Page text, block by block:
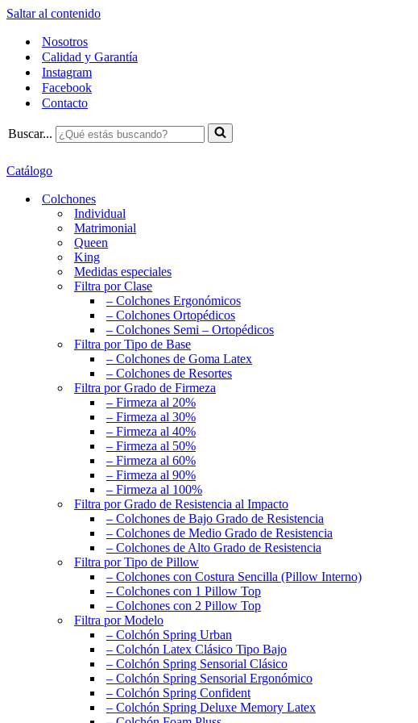
Saltar al contenido
Nosotros
Calidad y Garantía
Instagram
Facebook
Contacto
Buscar...
Catálogo
Colchones
Individual
Matrimonial
Queen
King
Medidas especiales
Filtra por Clase
– Colchones Ergonómicos
– Colchones Ortopédicos
– Colchones Semi – Ortopédicos
Filtra por Tipo de Base
– Colchones de Goma Latex
– Colchones de Resortes
Filtra por Grado de Firmeza
– Firmeza al 20%
– Firmeza al 30%
– Firmeza al 40%
– Firmeza al 50%
– Firmeza al 60%
– Firmeza al 90%
– Firmeza al 100%
Filtra por Grado de Resistencia al Impacto
– Colchones de Bajo Grado de Resistencia
– Colchones de Medio Grado de Resistencia
– Colchones de Alto Grado de Resistencia
Filtra por Tipo de Pillow
– Colchones con Costura Sencilla (Pillow Interno)
– Colchones con 1 Pillow Top
– Colchones con 2 Pillow Top
Filtra por Modelo
– Colchón Spring Urban
– Colchón Latex Clásico Tipo Bajo
– Colchón Spring Sensorial Clásico
– Colchón Spring Sensorial Ergonómico
– Colchón Spring Confident
– Colchón Spring Deluxe Memory Latex